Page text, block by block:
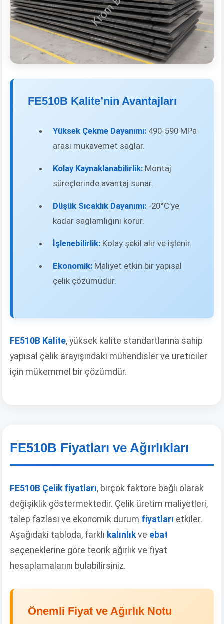
FE510B Kalite’nin Avantajları
Yüksek Çekme Dayanımı: 490-590 MPa
arası mukavemet sağlar.
Kolay Kaynaklanabilirlik: Montaj
süreçlerinde avantaj sunar.
Düşük Sıcaklık Dayanımı: -20°C’ye
kadar sağlamlığını korur.
İşlenebilirlik: Kolay şekil alır ve işlenir.
Ekonomik: Maliyet etkin bir yapısal
çelik çözümüdür.
FE510B Kalite, yüksek kalite standartlarına sahip
yapısal çelik arayışındaki mühendisler ve üreticiler
için mükemmel bir çözümdür.
FE510B Fiyatları ve Ağırlıkları
FE510B Çelik fiyatları, birçok faktöre bağlı olarak
değişiklik göstermektedir. Çelik üretim maliyetleri,
talep fazlası ve ekonomik durum fiyatları etkiler.
Aşağıdaki tabloda, farklı kalınlıkve ebat
seçeneklerine göre teorik ağırlık ve fiyat
hesaplamalarını bulabilirsiniz.
Önemli Fiyat ve Ağırlık Notu